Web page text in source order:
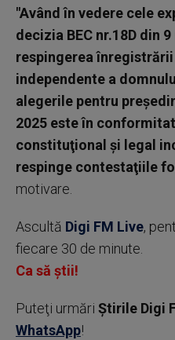
"Având în vedere cele
decizia BEC nr.18D din
respingerea
independente a
alegerile pentru
2025 este în
constituţional şi legal
respinge contestaţiile
motivare.
Ascultă Digi FM Live,
fiecare 30 de minute.
Ca să știi!
Puteţi urmări Știrile Digi
WhatsApp!